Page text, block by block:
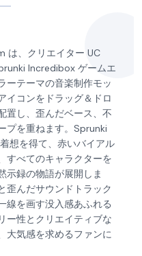
は、クリエイター UC
Incredibox ゲームエ
ーテーマの音楽制作モッ
イコンをドラッグ＆ドロ
置し、歪んだベース、不
プを重ねます。Sprunki
想を得て、赤いバイアル
すべてのキャラクターを
示録の物語が展開しま
歪んだサウンドトラック
線を画す没入感あふれる
ー性とクリエイティブな
大気感を求めるファンに